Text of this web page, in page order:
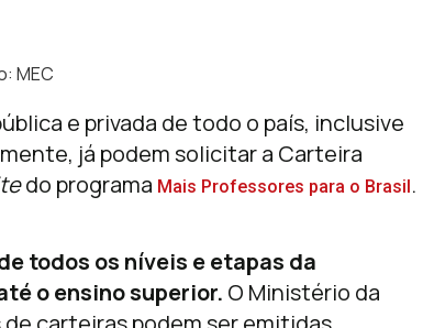
MEC
e privada de todo o país, inclusive
já podem solicitar a Carteira
do programa Mais Professores para o Brasil.
todos os níveis e etapas da
o ensino superior. O Ministério da